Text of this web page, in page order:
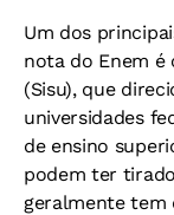
Um dos
nota do Enem é
(Sisu), que
universidades
de ensino
podem ter
geralmente tem